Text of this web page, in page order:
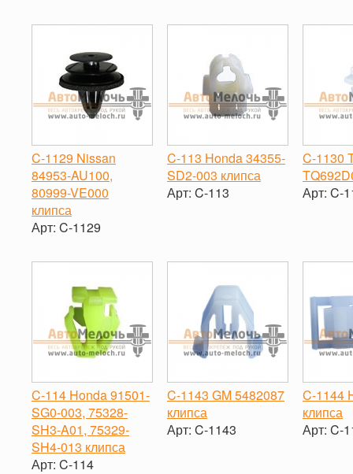
-
+
C-1129 Nissan
84953-AU100,
80999-VE000
клипса
Арт: C-1129
-
+
C-113 Honda 34355-
SD2-003 клипса
Арт: C-113
C-1130
Арт: C-
C-114 Honda 91501-
SG0-003, 75328-
SH3-A01, 75329-
SH4-013 клипса
Арт: C-114
C-1143 GM 5482087
клипса
Арт: C-1143
C-1144
клипса
Арт: C-